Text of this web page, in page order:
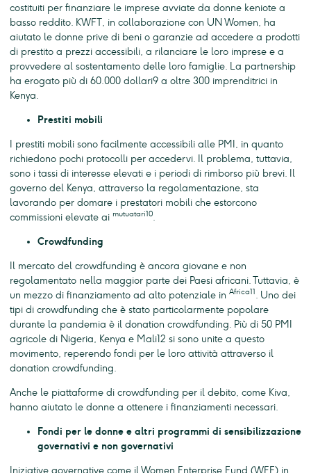
costituiti per finanziare le imprese avviate da donne keniote a
basso reddito. KWFT, in collaborazione con UN Women, ha
aiutato le donne prive di beni o garanzie ad accedere a prodotti
di prestito a prezzi accessibili, a rilanciare le loro imprese e a
provvedere al sostentamento delle loro famiglie. La partnership
ha erogato più di 60.000 dollari9 a oltre 300 imprenditrici in
Kenya.
Prestiti mobili
I prestiti mobili sono facilmente accessibili alle PMI, in quanto
richiedono pochi protocolli per accedervi. Il problema, tuttavia,
sono i tassi di interesse elevati e i periodi di rimborso più brevi. Il
governo del Kenya, attraverso la regolamentazione, sta
lavorando per domare i prestatori mobili che estorcono
commissioni elevate ai mutuatari10.
Crowdfunding
Il mercato del crowdfunding è ancora giovane e non
regolamentato nella maggior parte dei Paesi africani. Tuttavia, è
un mezzo di finanziamento ad alto potenziale in Africa11 . Uno dei
tipi di crowdfunding che è stato particolarmente popolare
durante la pandemia è il donation crowdfunding. Più di 50 PMI
agricole di Nigeria, Kenya e Mali12 si sono unite a questo
movimento, reperendo fondi per le loro attività attraverso il
donation crowdfunding.
Anche le piattaforme di crowdfunding per il debito, come Kiva,
hanno aiutato le donne a ottenere i finanziamenti necessari.
Fondi per le donne e altri programmi di sensibilizzazione
governativi e non governativi
Iniziative governative come il Women Enterprise Fund (WEF) in